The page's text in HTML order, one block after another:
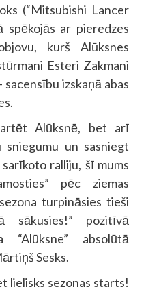
(“Mitsubishi Lancer
spēkojās ar pieredzes
kurš Alūksnes
Esteri Zakmani
izskaņā abas
Alūksnē, bet arī
un sasniegt
ralliju, šī mums
pēc ziemas
turpināsies tieši
pozitīvā
“Alūksne” absolūtā
Sesks.
lielisks sezonas starts!